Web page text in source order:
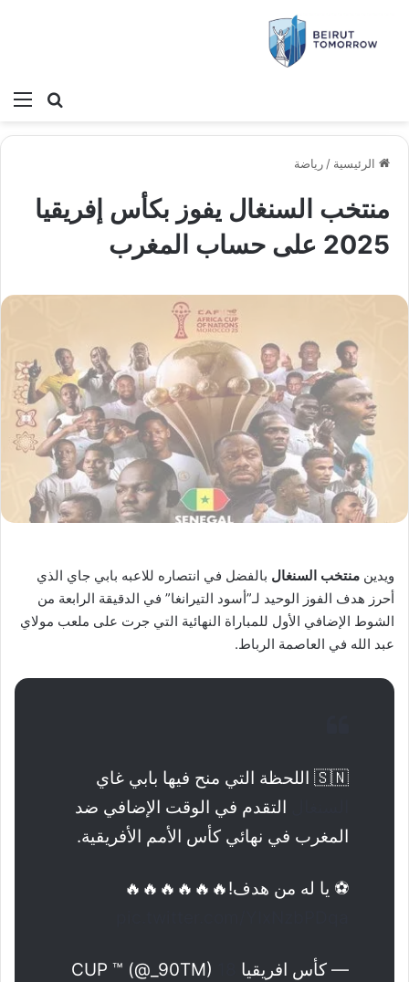
بحث
الرئيسية / رياضة
منتخب السنغال يفوز بكأس إفريقيا
2025 على حساب المغرب
ويدين منتخب السنغال بالفضل في انتصاره للاعبه بابي جاي الذي
أحرز هدف الفوز الوحيد لـ”أسود التيرانغا” في الدقيقة الرابعة من
الشوط الإضافي الأول للمباراة النهائية التي جرت على ملعب مولاي
عبد الله في العاصمة الرباط.
🇸🇳 اللحظة التي منح فيها بابي غاي
التقدم في الوقت الإضافي ضد
المغرب في نهائي كأس الأمم الأفريقية.
⚽️ يا له من هدف!🔥🔥🔥🔥🔥🔥
— كأس افريقيا CUP ™ (@_90TM)